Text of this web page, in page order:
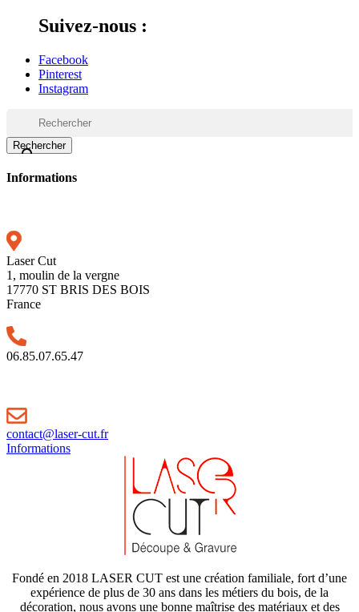
Suivez-nous :
Facebook
Pinterest
Instagram

Rechercher
Informations
Laser Cut
1, moulin de la vergne
17770 ST BRIS DES BOIS
France
06.85.07.65.47
contact@laser-cut.fr
Informations
Fondé en 2018 LASER CUT est une création familiale, fort d’une
expérience de plus de 30 ans dans les métiers du bois, de la
décoration, nous avons une bonne maîtrise des matériaux et des